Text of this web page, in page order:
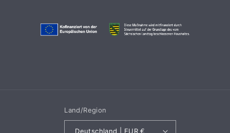
Land/Region
Deutschland | EUR €